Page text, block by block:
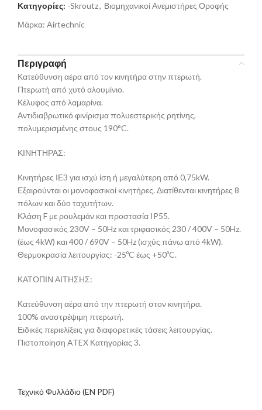
Κατηγορίες: -Skroutz, Βιομηχανικοί Ανεμιστήρες Οροφής
Μάρκα: Airtechnic
Περιγραφή
Κατεύθυνση αέρα από τον κινητήρα στην πτερωτή.
Πτερωτή από χυτό αλουμίνιο.
Κέλυφος από λαμαρίνα.
Αντιδιαβρωτικό φινίρισμα πολυεστερικής ρητίνης,
πολυμερισμένης στους 190°C.
ΚΙΝΗΤΗΡΑΣ:
Κινητήρες ΙΕ3 για ισχύ ίση ή μεγαλύτερη από 0,75kW.
Εξαιρούνται οι μονοφασικοί κινητήρες. Διατίθενται κινητήρες 8
πόλων και δύο ταχυτήτων.
Κλάση F με ρουλεμάν και προστασία IP55.
Μονοφασικός 230V – 50Hz και τριφασικός 230 / 400V – 50Hz.
(έως 4kW) και 400 / 690V – 50Hz (ισχύς πάνω από 4kW).
Θερμοκρασία λειτουργίας: -25ºC έως +50ºC.
ΚΑΤΟΠΙΝ ΑΙΤΗΣΗΣ:
Κατεύθυνση αέρα από την πτερωτή στον κινητήρα.
100% αναστρέψιμη πτερωτή.
Ειδικές περιελίξεις για διαφορετικές τάσεις λειτουργίας.
Πιστοποίηση ATEX Κατηγορίας 3.
Τεχνικό Φυλλάδιο (EN PDF)